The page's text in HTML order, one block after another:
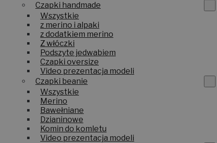
Czapki handmade
Wszystkie
z merino i alpaki
z dodatkiem merino
Z włóczki
Podszyte jedwabiem
Czapki oversize
Video prezentacja modeli
Czapki beanie
Wszystkie
Merino
Bawełniane
Dzianinowe
Komin do komletu
Video prezentacja modeli